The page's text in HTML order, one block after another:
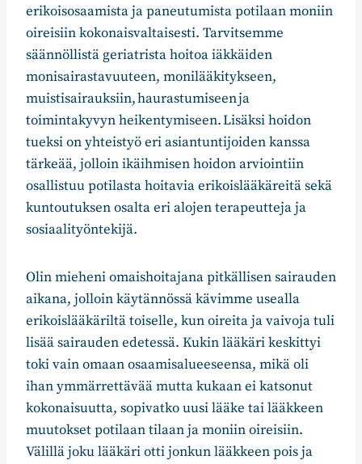
erikoisosaamista ja paneutumista potilaan moniin
oireisiin kokonaisvaltaisesti. Tarvitsemme
säännöllistä geriatrista hoitoaiäkkäiden
monisairastavuuteen, monilääkitykseen,
muistisairauksiin, haurastumiseen ja
toimintakyvyn heikentymiseen.Lisäksi hoidon
tueksi on yhteistyö eri asiantuntijoiden kanssa
tärkeää, jolloin ikäihmisen hoidon arviointiin
osallistuu potilasta hoitavia erikoislääkäreitä sekä
kuntoutuksen osalta eri alojen terapeutteja ja
sosiaalityöntekijä.
Olin mieheni omaishoitajana pitkällisen sairauden
aikana, jolloin käytännössä kävimme usealla
erikoislääkäriltä toiselle, kun oireita ja vaivoja tuli
lisää sairauden edetessä. Kukin lääkäri keskittyi
toki vain omaan osaamisalueeseensa, mikä oli
ihan ymmärrettävää mutta kukaan ei katsonut
kokonaisuutta, sopivatko uusi lääke tai lääkkeen
muutokset potilaan tilaan ja moniin oireisiin.
Välillä joku lääkäri otti jonkun lääkkeen pois ja